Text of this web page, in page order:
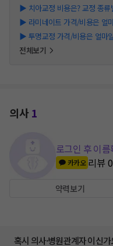
▶ 치아교정 비용은? 교정 종
▶ 라미네이트 가격/비용은 얼
▶ 투명교정 가격/비용은 얼마
전체보기
의사1
로그인 후 이름
카카오 리뷰0
약력보기
혹시 의사·병원관계자 이신가